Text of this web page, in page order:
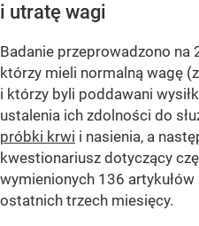
i utratę wagi
Badanie przeprowadzono na
którzy mieli normalną wagę
i którzy byli poddawani
ustalenia ich zdolności do
próbki krwi i nasienia, a
kwestionariusz dotyczący
wymienionych 136
ostatnich trzech miesięcy.